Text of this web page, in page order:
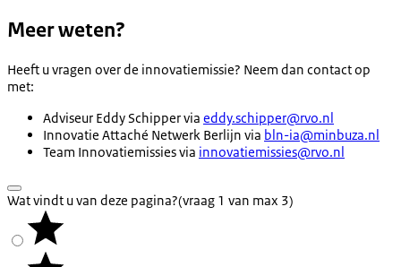
Meer weten?
Heeft u vragen over de innovatiemissie? Neem dan contact op
met:
Adviseur Eddy Schipper via eddy.schipper@rvo.nl
Innovatie Attaché Netwerk Berlijn via bln-ia@minbuza.nl
Team Innovatiemissies via innovatiemissies@rvo.nl
Wat vindt u van deze pagina?(vraag 1 van max 3)